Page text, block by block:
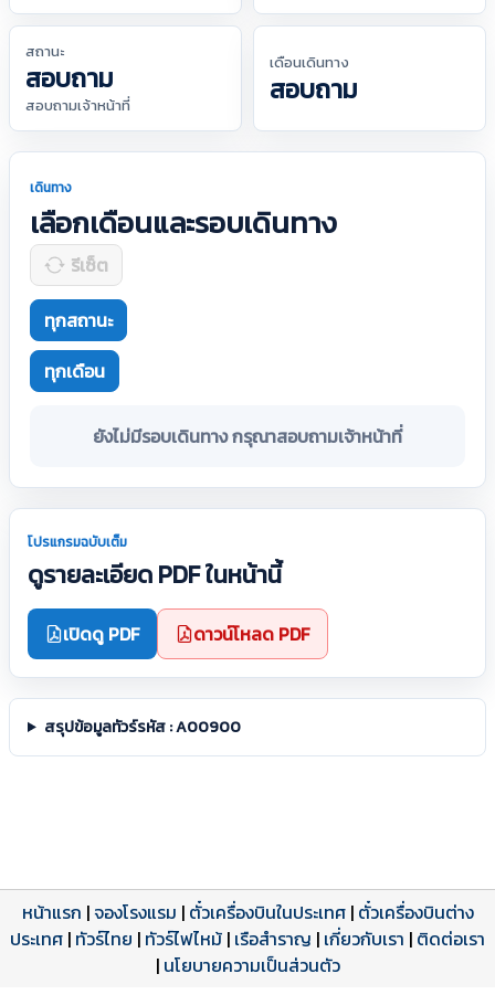
สถานะ
สอบถาม
สอบถามเจ้าหน้าที่
เดือนเดินทาง
สอบถาม
เดินทาง
เลือกเดือนและรอบเดินทาง
รีเซ็ต
ทุกสถานะ
ทุกเดือน
ยังไม่มีรอบเดินทาง กรุณาสอบถามเจ้าหน้าที่
โปรแกรมฉบับเต็ม
ดูรายละเอียด PDF ในหน้านี้
เปิดดู PDF ดาวน์โหลด PDF
สรุปข้อมูลทัวร์รหัส : A00900
โปรแกรมทัวร์
A00900 PDF
ดาวน์โหลด PDF
รีวิวลูกค้าจริง
รีวิวจาก eTravelWay
เปิดหน้าเต็ม
ใบอนุญาตนำเที่ยว
เลขที่ 11/11450
เปิดหน้าเต็ม
หน้าแรก |จองโรงแรม | ตั๋วเครื่องบินในประเทศ| ตั๋วเครื่องบินต่าง
ประเทศ | ทัวร์ไทย | ทัวร์ไฟไหม้ | เรือสำราญ | เกี่ยวกับเรา | ติดต่อเรา
| นโยบายความเป็นส่วนตัว